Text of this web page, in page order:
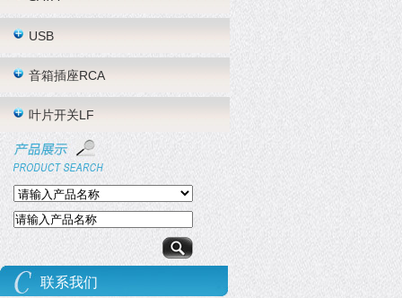
USB
音箱插座RCA
叶片开关LF
联系我们